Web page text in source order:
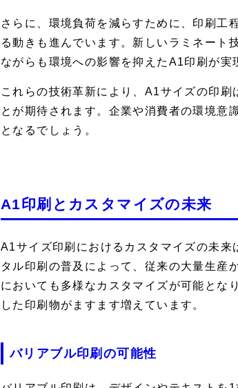
さらに、環境負荷を減らすために、印刷工
る動きも進んでいます。新しいラミネート
ながらも環境への影響を抑えたA1印刷が実
これらの技術革新により、A1サイズの印
とが期待されます。企業や消費者の環境意
となるでしょう。
A1印刷とカスタマイズの未来
A1サイズ印刷におけるカスタマイズの未
タル印刷の普及によって、従来の大量生産
においても多様なカスタマイズが可能とな
した印刷物がますます増えています。
バリアブル印刷の可能性